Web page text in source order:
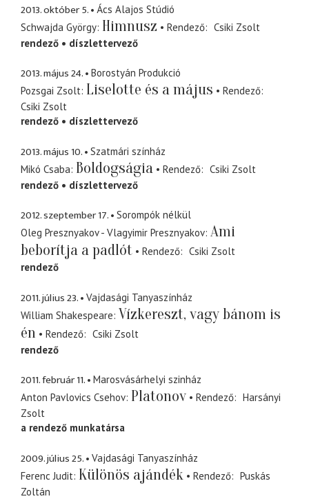
2013. október 5.
Ács Alajos Stúdió
Schwajda György Himnusz Rendező
Csiki Zsolt
rendező
díszlettervező
2013. május 24.
Borostyán Produkció
Pozsgai Zsolt Liselotte és a május
Rendező
Csiki Zsolt
rendező
díszlettervező
2013. május 10.
Szatmári színház
Mikó Csaba Boldogságia Rendező
Csiki Zsolt
rendező
díszlettervező
2012. szeptember 17.
Sorompók nélkül
Oleg Presznyakov - Vlagyimir Presznyakov Ami
beborítja a padlót
Rendező
Csiki Zsolt
rendező
2011. július 23.
Vajdasági Tanyaszínház
William Shakespeare Vízkereszt, vagy bánom is
én
Rendező
Csiki Zsolt
rendező
2011. február 11.
Marosvásárhelyi szinház
Anton Pavlovics Csehov Platonov Rendező
Harsányi
Zsolt
a rendező munkatársa
2009. július 25.
Vajdasági Tanyaszínház
Ferenc Judit Különös ajándék Rendező
Puskás
Zoltán